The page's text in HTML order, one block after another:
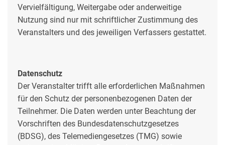
Vervielfältigung, Weitergabe oder anderweitige
Nutzung sind nur mit schriftlicher Zustimmung des
Veranstalters und des jeweiligen Verfassers gestattet.
Datenschutz
Der Veranstalter trifft alle erforderlichen Maßnahmen
für den Schutz der personenbezogenen Daten der
Teilnehmer. Die Daten werden unter Beachtung der
Vorschriften des Bundesdatenschutzgesetzes
(BDSG), des Telemediengesetzes (TMG) sowie